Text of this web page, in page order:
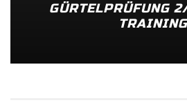
GÜRTELPRÜFUNG